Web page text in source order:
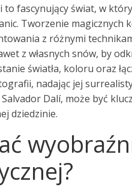
fascynujący świat, w
Tworzenie magicznych
z różnymi
z własnych snów, by
światła, koloru oraz
nadając jej
Dalí, może być
dziedzinie.